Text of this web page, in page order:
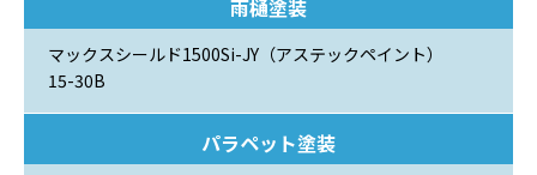
雨樋塗装
マックスシールド1500Si-JY（アステックペイント）
15-30B
パラペット塗装